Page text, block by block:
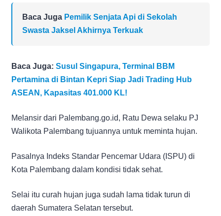
Baca Juga Pemilik Senjata Api di Sekolah
Swasta Jaksel Akhirnya Terkuak
Baca Juga: Susul Singapura, Terminal BBM
Pertamina di Bintan Kepri Siap Jadi Trading Hub
ASEAN, Kapasitas 401.000 KL!
Melansir dari Palembang.go.id, Ratu Dewa selaku PJ
Walikota Palembang tujuannya untuk meminta hujan.
Pasalnya Indeks Standar Pencemar Udara (ISPU) di
Kota Palembang dalam kondisi tidak sehat.
Selai itu curah hujan juga sudah lama tidak turun di
daerah Sumatera Selatan tersebut.